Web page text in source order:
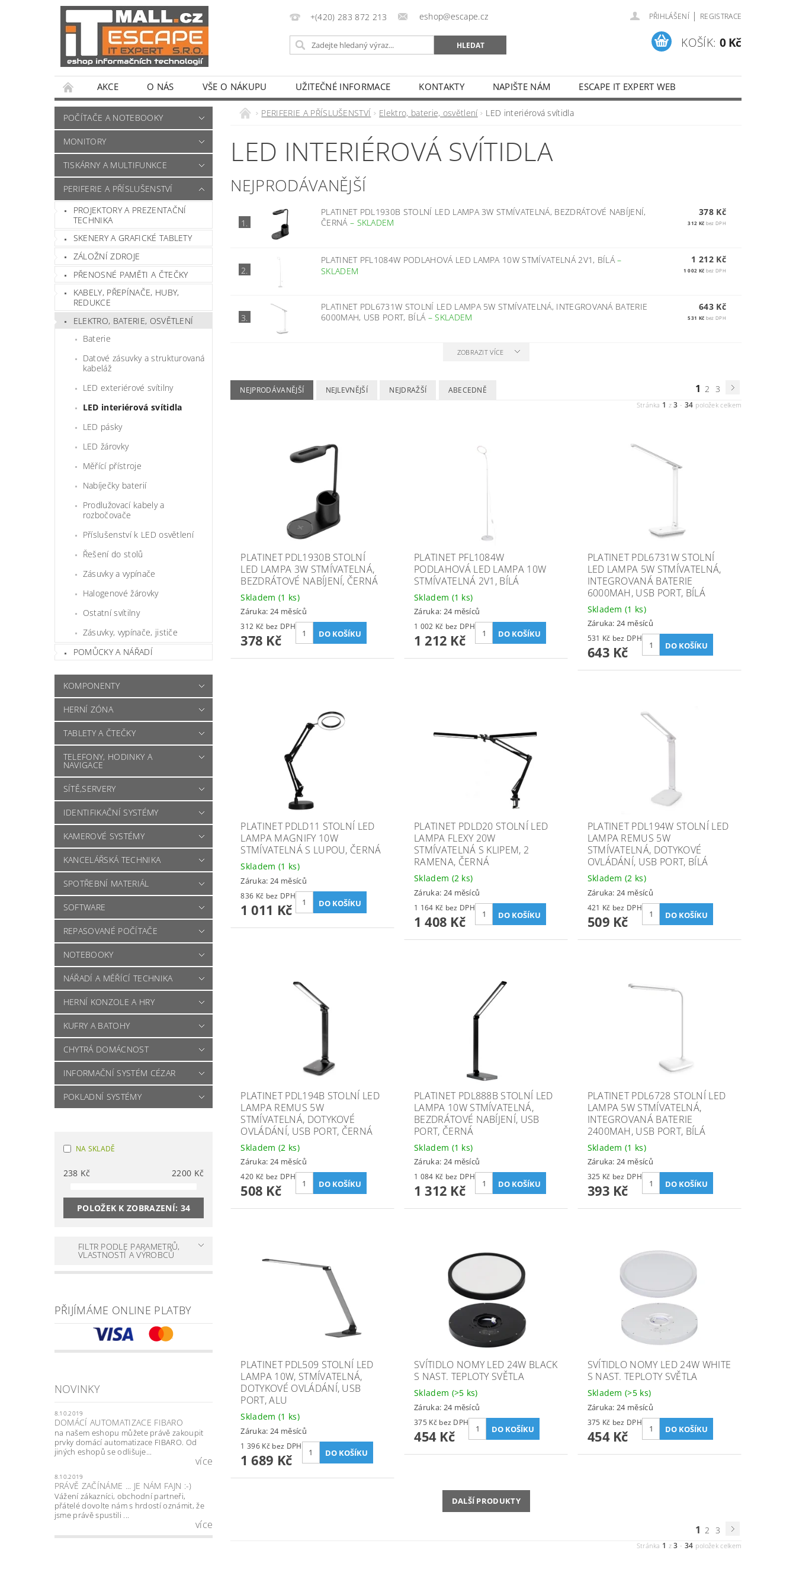
+(420) 283 872 213 eshop@escape.cz PŘIHLÁŠENÍ | REGISTRACE
KOŠÍK: 0 Kč
AKCE O NÁS VŠE O NÁKUPU UŽITEČNÉ INFORMACE KONTAKTY NAPIŠTE NÁM ESCAPE IT EXPERT WEB
POČÍTAČE A NOTEBOOKY
MONITORY
TISKÁRNY A MULTIFUNKCE
PERIFERIE A PŘÍSLUŠENSTVÍ
PROJEKTORY A PREZENTAČNÍ
TECHNIKA
SKENERY A GRAFICKÉ TABLETY
ZÁLOŽNÍ ZDROJE
PŘENOSNÉ PAMĚTI A ČTEČKY
KABELY, PŘEPÍNAČE, HUBY,
REDUKCE
ELEKTRO, BATERIE, OSVĚTLENÍ
Baterie
Datové zásuvky a strukturovaná
kabeláž
LED exteriérové svítilny
LED interiérová svítidla
LED pásky
LED žárovky
Měřící přístroje
Nabíječky baterií
Prodlužovací kabely a
rozbočovače
Příslušenství k LED osvětlení
Řešení do stolů
Zásuvky a vypínače
Halogenové žárovky
Ostatní svítilny
Zásuvky, vypínače, jističe
POMŮCKY A NÁŘADÍ
KOMPONENTY
HERNÍ ZÓNA
TABLETY A ČTEČKY
TELEFONY, HODINKY A
NAVIGACE
SÍTĚ,SERVERY
IDENTIFIKAČNÍ SYSTÉMY
KAMEROVÉ SYSTÉMY
KANCELÁŘSKÁ TECHNIKA
SPOTŘEBNÍ MATERIÁL
SOFTWARE
REPASOVANÉ POČÍTAČE
NOTEBOOKY
NÁŘADÍ A MĚŘÍCÍ TECHNIKA
HERNÍ KONZOLE A HRY
KUFRY A BATOHY
CHYTRÁ DOMÁCNOST
INFORMAČNÍ SYSTÉM CÉZAR
POKLADNÍ SYSTÉMY
NA SKLADĚ
238 Kč 2200 Kč
POLOŽEK K ZOBRAZENÍ: 34
FILTR PODLE PARAMETRŮ,
VLASTNOSTÍ A VÝROBCŮ
PŘIJÍMÁME ONLINE PLATBY
NOVINKY
8.10.2019
DOMÁCÍ AUTOMATIZACE FIBARO
na našem eshopu můžete právě zakoupit
prvky domácí automatizace FIBARO. Od
jiných eshopů se odlišuje...
více
8.10.2019
PRÁVĚ ZAČÍNÁME ... JE NÁM FAJN :-)
Vážení zákazníci, obchodní partneři,
přátelé dovolte nám s hrdostí oznámit, že
jsme právě spustili ...
více
PERIFERIE A PŘÍSLUŠENSTVÍ Elektro, baterie, osvětlení LED interiérová svítidla
LED INTERIÉROVÁ SVÍTIDLA
NEJPRODÁVANĚJŠÍ
1.
PLATINET PDL1930B STOLNÍ LED LAMPA 3W STMÍVATELNÁ, BEZDRÁTOVÉ NABÍJENÍ,
ČERNÁ – SKLADEM
378 Kč
312 Kč bez DPH
2.
PLATINET PFL1084W PODLAHOVÁ LED LAMPA 10W STMÍVATELNÁ 2V1, BÍLÁ–
SKLADEM
1 212 Kč
1 002 Kč bez DPH
3.
PLATINET PDL6731W STOLNÍ LED LAMPA 5W STMÍVATELNÁ, INTEGROVANÁ BATERIE
6000MAH, USB PORT, BÍLÁ –SKLADEM
643 Kč
531 Kč bez DPH
ZOBRAZIT VÍCE
NEJPRODÁVANĚJŠÍ NEJLEVNĚJŠÍ NEJDRAŽŠÍ ABECEDNĚ 1 2 3
Stránka 1 z3 - 34 položek celkem
PLATINET PDL1930B STOLNÍ
LED LAMPA 3W STMÍVATELNÁ,
BEZDRÁTOVÉ NABÍJENÍ, ČERNÁ
Skladem (1 ks)
Záruka: 24 měsíců
312 Kč bez DPH
378 Kč
PLATINET PFL1084W
PODLAHOVÁ LED LAMPA 10W
STMÍVATELNÁ 2V1, BÍLÁ
Skladem (1 ks)
Záruka: 24 měsíců
1 002 Kč bez DPH
1 212 Kč
PLATINET PDL6731W STOLNÍ
LED LAMPA 5W STMÍVATELNÁ,
INTEGROVANÁ BATERIE
6000MAH, USB PORT, BÍLÁ
Skladem(1 ks)
Záruka: 24 měsíců
531 Kč bez DPH
643 Kč
PLATINET PDLD11 STOLNÍ LED
LAMPA MAGNIFY 10W
STMÍVATELNÁ S LUPOU, ČERNÁ
Skladem (1 ks)
Záruka: 24 měsíců
836 Kč bez DPH
1 011 Kč
PLATINET PDLD20 STOLNÍ LED
LAMPA FLEXY 20W
STMÍVATELNÁ S KLIPEM, 2
RAMENA, ČERNÁ
Skladem (2 ks)
Záruka: 24 měsíců
1 164 Kč bez DPH
1 408 Kč
PLATINET PDL194W STOLNÍ LED
LAMPA REMUS 5W
STMÍVATELNÁ, DOTYKOVÉ
OVLÁDÁNÍ, USB PORT, BÍLÁ
Skladem(2 ks)
Záruka: 24 měsíců
421 Kč bez DPH
509 Kč
PLATINET PDL194B STOLNÍ LED
LAMPA REMUS 5W
STMÍVATELNÁ, DOTYKOVÉ
OVLÁDÁNÍ, USB PORT, ČERNÁ
Skladem (2 ks)
Záruka: 24 měsíců
420 Kč bez DPH
508 Kč
PLATINET PDL888B STOLNÍ LED
LAMPA 10W STMÍVATELNÁ,
BEZDRÁTOVÉ NABÍJENÍ, USB
PORT, ČERNÁ
Skladem (1 ks)
Záruka: 24 měsíců
1 084 Kč bez DPH
1 312 Kč
PLATINET PDL6728 STOLNÍ LED
LAMPA 5W STMÍVATELNÁ,
INTEGROVANÁ BATERIE
2400MAH, USB PORT, BÍLÁ
Skladem(1 ks)
Záruka: 24 měsíců
325 Kč bez DPH
393 Kč
PLATINET PDL509 STOLNÍ LED
LAMPA 10W, STMÍVATELNÁ,
DOTYKOVÉ OVLÁDÁNÍ, USB
PORT, ALU
Skladem (1 ks)
Záruka: 24 měsíců
1 396 Kč bez DPH
1 689 Kč
SVÍTIDLO NOMY LED 24W BLACK
S NAST. TEPLOTY SVĚTLA
Skladem (>5 ks)
Záruka: 24 měsíců
375 Kč bez DPH
454 Kč
SVÍTIDLO NOMY LED 24W WHITE
S NAST. TEPLOTY SVĚTLA
Skladem(>5 ks)
Záruka: 24 měsíců
375 Kč bez DPH
454 Kč
DALŠÍ PRODUKTY
1 2 3
Stránka 1 z3 - 34 položek celkem